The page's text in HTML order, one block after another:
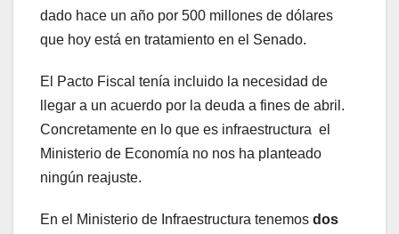
dado hace un año por 500 millones de dólares
que hoy está en tratamiento en el Senado.
El Pacto Fiscal tenía incluido la necesidad de
llegar a un acuerdo por la deuda a fines de abril.
Concretamente en lo que es infraestructura el
Ministerio de Economía no nos ha planteado
ningún reajuste.
En el Ministerio de Infraestructura tenemos dos